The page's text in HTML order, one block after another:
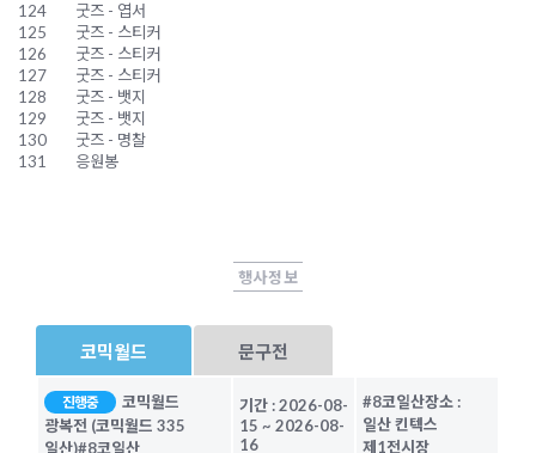
124
굿즈 - 엽서
125
굿즈 - 스티커
126
굿즈 - 스티커
127
굿즈 - 스티커
128
굿즈 - 뱃지
129
굿즈 - 뱃지
130
굿즈 - 명찰
131
응원봉
행사정보
코믹월드 문구전
진행중
코믹월드
광복전 (코믹월드 335
일산)#8코일산
기간 :2026-08-
15 ~ 2026-08-
16
#8코일산장소 :
일산 킨텍스
제1전시장